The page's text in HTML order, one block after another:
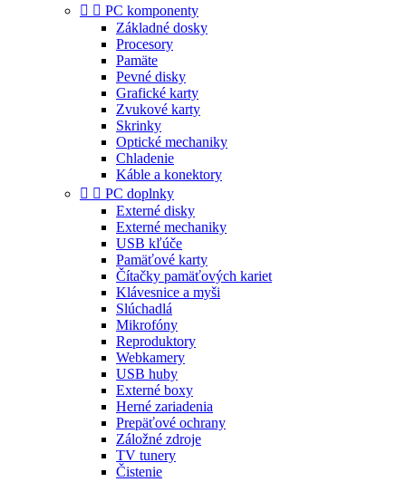
  PC komponenty
Základné dosky
Procesory
Pamäte
Pevné disky
Grafické karty
Zvukové karty
Skrinky
Optické mechaniky
Chladenie
Káble a konektory
  PC doplnky
Externé disky
Externé mechaniky
USB kľúče
Pamäťové karty
Čítačky pamäťových kariet
Klávesnice a myši
Slúchadlá
Mikrofóny
Reproduktory
Webkamery
USB huby
Externé boxy
Herné zariadenia
Prepäťové ochrany
Záložné zdroje
TV tunery
Čistenie